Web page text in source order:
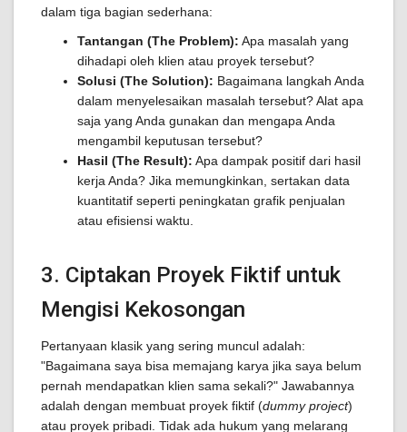
dalam tiga bagian sederhana:
Tantangan (The Problem): Apa masalah yang
dihadapi oleh klien atau proyek tersebut?
Solusi (The Solution): Bagaimana langkah Anda
dalam menyelesaikan masalah tersebut? Alat apa
saja yang Anda gunakan dan mengapa Anda
mengambil keputusan tersebut?
Hasil (The Result): Apa dampak positif dari hasil
kerja Anda? Jika memungkinkan, sertakan data
kuantitatif seperti peningkatan grafik penjualan
atau efisiensi waktu.
3. Ciptakan Proyek Fiktif untuk
Mengisi Kekosongan
Pertanyaan klasik yang sering muncul adalah:
"Bagaimana saya bisa memajang karya jika saya belum
pernah mendapatkan klien sama sekali?" Jawabannya
adalah dengan membuat proyek fiktif (dummy project)
atau proyek pribadi. Tidak ada hukum yang melarang